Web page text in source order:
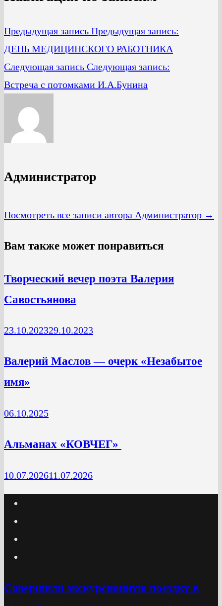
Предыдущая запись Предыдущая запись:
ДЕНЬ МЕДИЦИНСКОГО РАБОТНИКА
Следующая запись Следующая запись:
Встреча с потомками И.А.Бунина
Администратор
Посмотреть все записи автора Администратор →
Вам также может понравиться
Творческий вечер поэта Валерия
Савостьянова
23.10.202329.10.2023
Валерий Маслов — очерк «Незабытое
имя»
06.10.2025
Альманах «КОВЧЕГ»
10.07.202611.07.2026
Cовершили экскурсионную поездку в